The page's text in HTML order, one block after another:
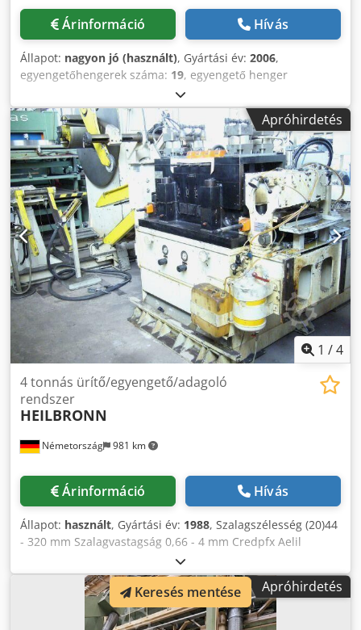
Árinformáció Hívás
Állapot: nagyon jó (használt), Gyártási év: 2006,
egyengetőhengerek száma: 19, egyengető henger
, munkaszélesség:
Szalagszélesség: max. 1.600 mm Szalagvastagság: 0,4 - 3
mm Kivitel: 6 hi/kazetta Csdpey Nxv Nofx Apnorf
Egyenesítő görgők száma: 19 Egyenesítő görgők átmérője:
55 mm Közbenső görgők átmérője: 30 mm
Apróhirdetés
1 /4
Németország 981 km
4 tonnás ürítő/egyengető/adagoló
rendszer
HEILBRONN
Árinformáció Hívás
Állapot: használt, Gyártási év: 1988, Szalagszélesség (20)44
- 320 mm Szalagvastagság 0,66 - 4 mm Credpfx Aelil
Ewopnef Szalag keresztmetszete max. 930 mm²
Referenciaanyag (szakítószilárdság) St42-2 (500 N/mm²)
folyáshatár max. 280 N/mm² Tekercs súlya max. 4 t Tekercs
átmérője max. 1 500 mm
Apróhirdetés
Keresés mentése